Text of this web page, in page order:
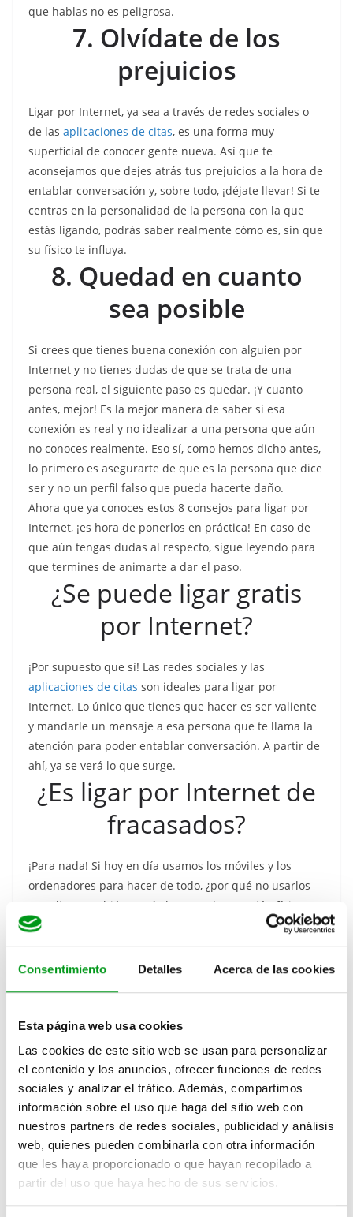
Consentimiento Detalles Acerca de las cookies
Esta página web usa cookies
Las cookies de este sitio web se usan para personalizar
el contenido y los anuncios, ofrecer funciones de redes
sociales y analizar el tráfico. Además, compartimos
información sobre el uso que haga del sitio web con
nuestros partners de redes sociales, publicidad y análisis
web, quienes pueden combinarla con otra información
que les haya proporcionado o que hayan recopilado a
partir del uso que haya hecho de sus servicios.
que hablas no es peligrosa.
7. Olvídate de los
prejuicios
Ligar por Internet, ya sea a través de redes sociales o
de las aplicaciones de citas, es una forma muy
superficial de conocer gente nueva. Así que te
aconsejamos que dejes atrás tus prejuicios a la hora de
entablar conversación y, sobre todo, ¡déjate llevar! Si te
centras en la personalidad de la persona con la que
estás ligando, podrás saber realmente cómo es, sin que
su físico te influya.
8. Quedad en cuanto
sea posible
Si crees que tienes buena conexión con alguien por
Internet y no tienes dudas de que se trata de una
persona real, el siguiente paso es quedar. ¡Y cuanto
antes, mejor! Es la mejor manera de saber si esa
conexión es real y no idealizar a una persona que aún
no conoces realmente. Eso sí, como hemos dicho antes,
lo primero es asegurarte de que es la persona que dice
ser y no un perfil falso que pueda hacerte daño.
Ahora que ya conoces estos 8 consejos para ligar por
Internet, ¡es hora de ponerlos en práctica! En caso de
que aún tengas dudas al respecto, sigue leyendo para
que termines de animarte a dar el paso.
¿Se puede ligar gratis
por Internet?
¡Por supuesto que sí! Las redes sociales y las
aplicaciones de citas son ideales para ligar por
Internet. Lo único que tienes que hacer es ser valiente
y mandarle un mensaje a esa persona que te llama la
atención para poder entablar conversación. A partir de
ahí, ya se verá lo que surge.
¿Es ligar por Internet de
fracasados?
¡Para nada! Si hoy en día usamos los móviles y los
ordenadores para hacer de todo, ¿por qué no usarlos
para ligar también? Está claro que la conexión física y
personal siempre será la protagonista, pero Internet y
las redes sociales son una buena manera de hacer ese
primer contacto y romper el hielo, incluso paraconocer
¿Cuáles son las mejores
redes sociales para ligar
por Internet?
Hoy en día existen múltiples redes sociales para
conocer gente, así que te vamos a dar un par de
consejos para triunfar en cada una de ellas.